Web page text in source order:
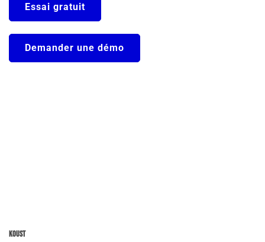
Essai gratuit
Demander une démo
Koust